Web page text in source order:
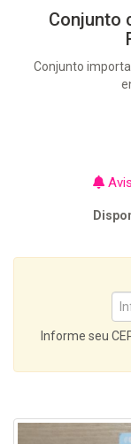
Conjunto
Conjunto
Informe seu